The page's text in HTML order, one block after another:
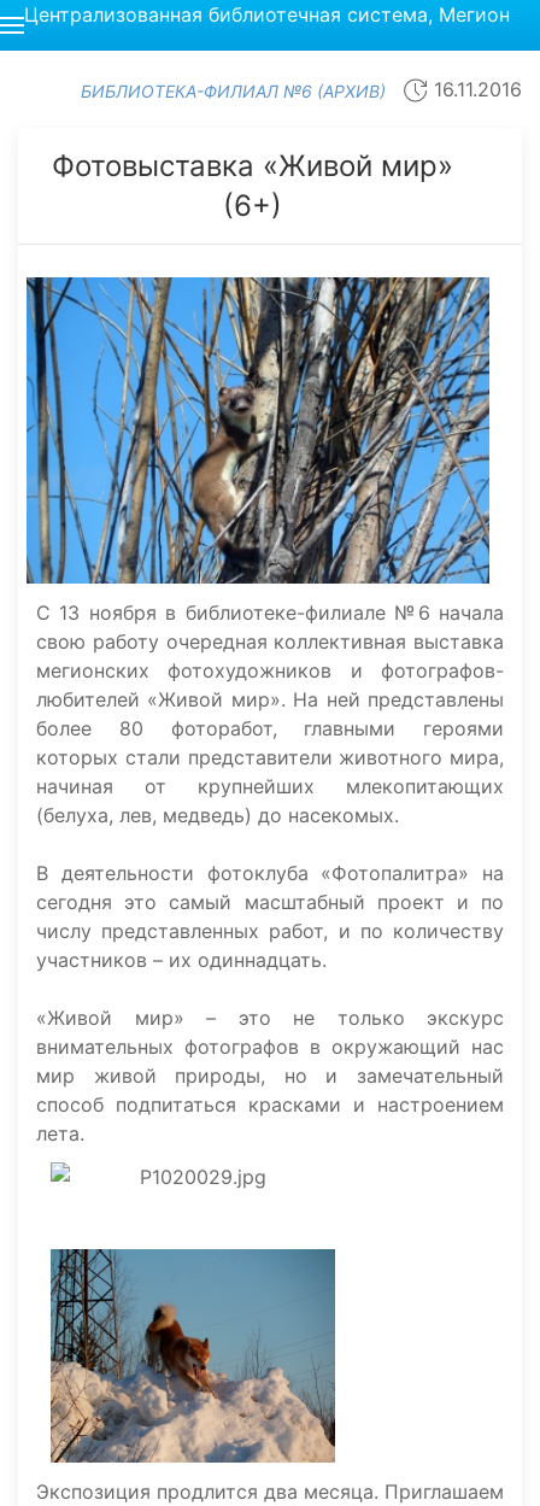
Централизованная библиотечная система, Мегион
БИБЛИОТЕКА-ФИЛИАЛ №6 (АРХИВ) 16.11.2016
Фотовыставка «Живой мир»
(6+)
С 13 ноября в библиотеке-филиале №6 начала
свою работу очередная коллективная выставка
мегионских фотохудожников и фотографов-
любителей «Живой мир». На ней представлены
более 80 фоторабот, главными героями
которых стали представители животного мира,
начиная от крупнейших млекопитающих
(белуха, лев, медведь) до насекомых.
В деятельности фотоклуба «Фотопалитра» на
сегодня это самый масштабный проект и по
числу представленных работ, и по количеству
участников – их одиннадцать.
«Живой мир» – это не только экскурс
внимательных фотографов в окружающий нас
мир живой природы, но и замечательный
способ подпитаться красками и настроением
лета.
Экспозиция продлится два месяца. Приглашаем